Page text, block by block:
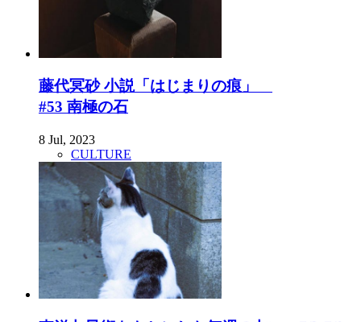
藤代冥砂 小説「はじまりの痕」
#53 南極の石
8 Jul, 2023
CULTURE